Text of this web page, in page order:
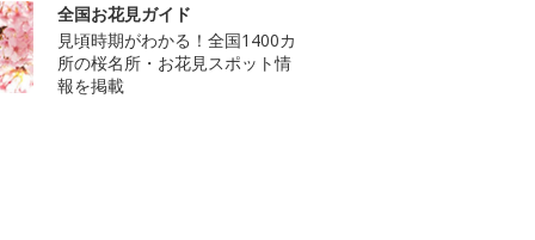
全国お花見ガイド
見頃時期がわかる！全国1400カ
所の桜名所・お花見スポット情
報を掲載